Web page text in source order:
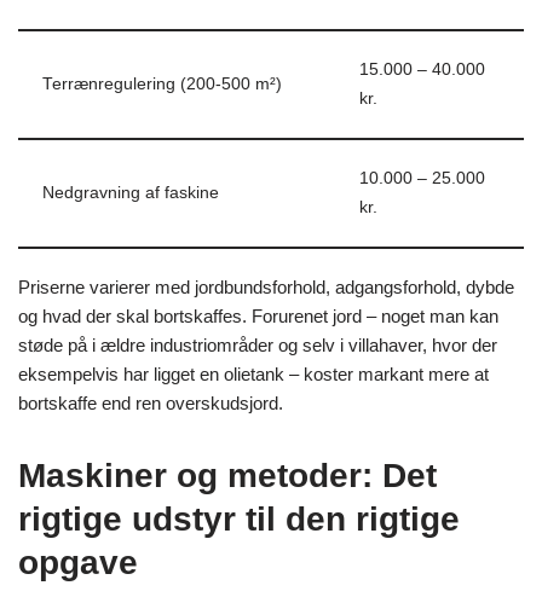
Terrænregulering (200-500 m²)
15.000 – 40.000
kr.
Nedgravning af faskine
10.000 – 25.000
kr.
Priserne varierer med jordbundsforhold, adgangsforhold, dybde
og hvad der skal bortskaffes. Forurenet jord – noget man kan
støde på i ældre industriområder og selv i villahaver, hvor der
eksempelvis har ligget en olietank – koster markant mere at
bortskaffe end ren overskudsjord.
Maskiner og metoder: Det
rigtige udstyr til den rigtige
opgave